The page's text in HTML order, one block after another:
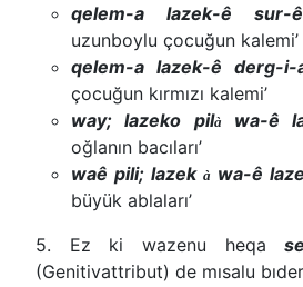
qelem-a lazek-ê sur-
uzunboylu çocuğun kalemi’
qelem-a lazek-ê derg-i-
çocuğun kırmızı kalemi’
way; lazeko pilà wa-ê
oğlanın bacıları’
waê pili; lazek à wa-ê
büyük ablaları’
5. Ez ki wazenu heqa
(Genitivattribut) de mısalu